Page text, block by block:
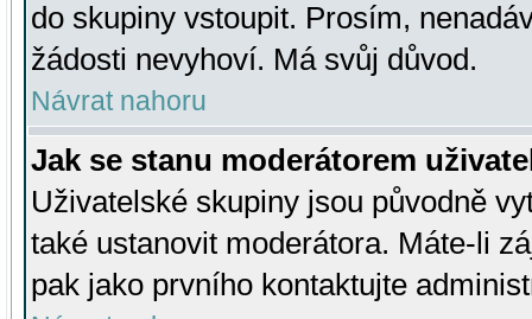
do skupiny vstoupit. Prosím,
žádosti nevyhoví. Má svůj důvod.
Návrat nahoru
Jak se stanu moderátorem
Uživatelské skupiny jsou původně
také ustanovit moderátora. Máte-li
pak jako prvního kontaktujte